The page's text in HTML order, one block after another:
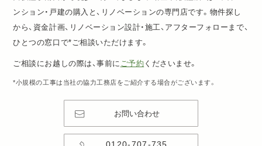
ンション・戸建の購入と、リノベーションの専門店です。物件探し
から、資金計画、リノベーション設計・施工、アフターフォローまで、
ひとつの窓口で*ご相談いただけます。
ご相談にお越しの際は、事前に ご予約 くださいませ。
*小規模の工事は当社の協力工務店をご紹介する場合がございます。
お問い合わせ